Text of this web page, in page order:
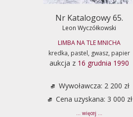
Nr Katalogowy 65.
Leon Wyczółkowski
LIMBA NA TLE MNICHA
kredka, pastel, gwasz, papier
aukcja z 16 grudnia 1990
Wywoławcza: 2 200 zł
Cena uzyskana: 3 000 zł
... więcej ...